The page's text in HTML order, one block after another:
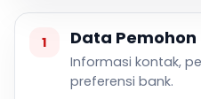
1 Data Pemohon
Informasi kontak,
preferensi bank.